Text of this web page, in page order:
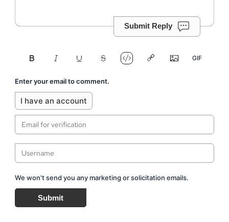
Submit Reply
Enter your email to comment.
I have an account
We won't send you any marketing or solicitation emails.
Submit